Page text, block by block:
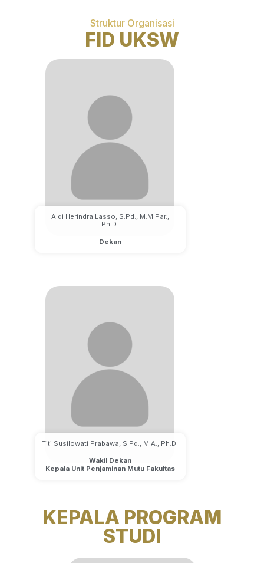
Struktur Organisasi
FID UKSW
Aldi Herindra Lasso, S.Pd., M.M.Par.,
Ph.D.
Dekan
Titi Susilowati Prabawa, S.Pd., M.A., Ph.D.
Wakil Dekan
Kepala Unit Penjaminan Mutu Fakultas
KEPALA PROGRAM
STUDI